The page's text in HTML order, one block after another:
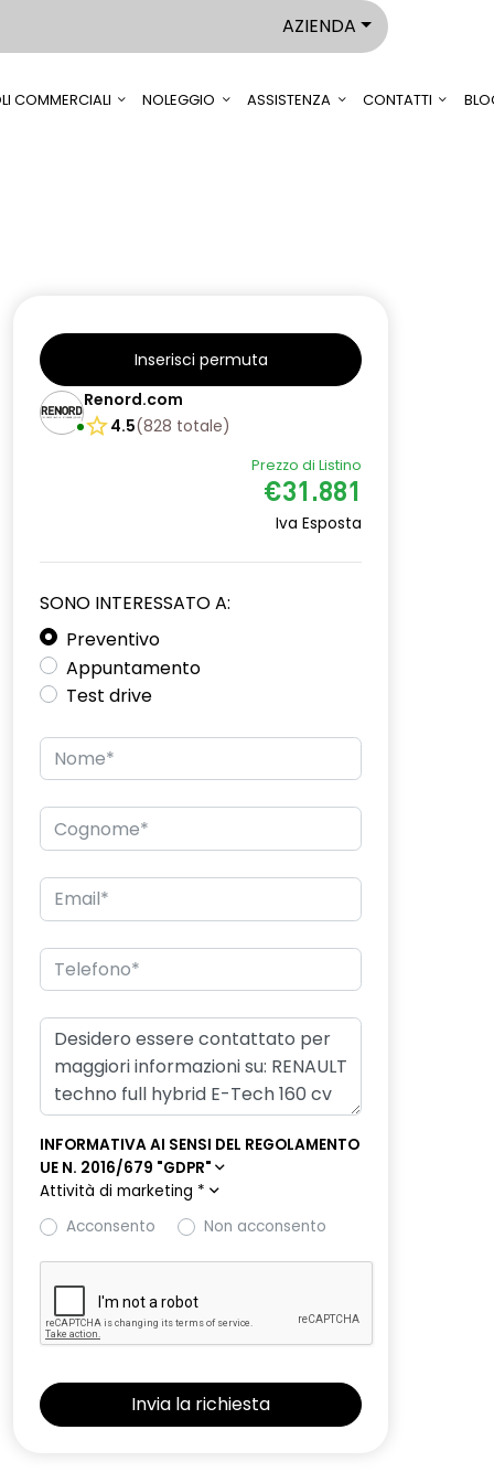
AZIENDA
COMMERCIALI NOLEGGIO ASSISTENZA CONTATTI
Inserisci permuta
Renord.com
4.5(828 totale)
Prezzo di Listino
€31.881
Iva Esposta
SONO INTERESSATO A:
Preventivo
Appuntamento
Test drive
INFORMATIVA AI SENSI DEL REGOLAMENTO
UE N. 2016/679 "GDPR"
Attività di marketing *
Acconsento
Non acconsento